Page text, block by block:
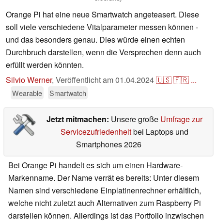
Orange Pi hat eine neue Smartwatch angeteasert. Diese
soll viele verschiedene Vitalparameter messen können -
und das besonders genau. Dies würde einen echten
Durchbruch darstellen, wenn die Versprechen denn auch
erfüllt werden könnten.
Silvio Werner, Veröffentlicht am01.04.2024🇺🇸🇫🇷 ...
Wearable Smartwatch
Jetzt mitmachen: Unsere große Umfrage zur
Servicezufriedenheitbei Laptops und
Smartphones 2026
Bei Orange Pi handelt es sich um einen Hardware-
Markenname. Der Name verrät es bereits: Unter diesem
Namen sind verschiedene Einplatinenrechner erhältlich,
welche nicht zuletzt auch Alternativen zum Raspberry Pi
darstellen können. Allerdings ist das Portfolio inzwischen